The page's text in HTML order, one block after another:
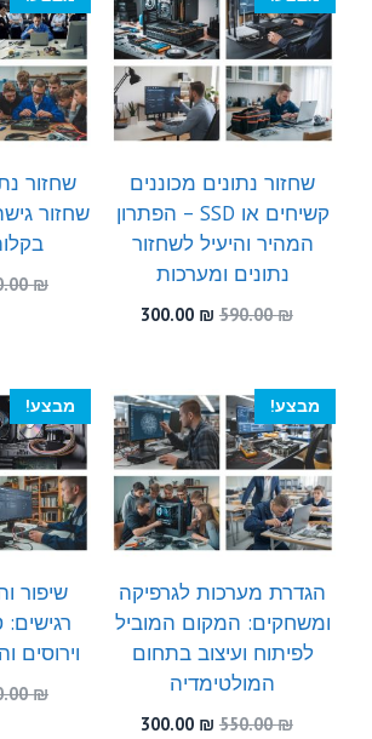
שחזור נתונים מכוננים
קשיחים או SSD – הפתרון
המהיר והיעיל לשחזור
נתונים ומערכות
590.00₪
המחיר
300.00 ₪
300.00 ₪.
שחזור
שחזור
₪
מבצע!
הגדרת מערכות לגרפיקה
ומשחקים: המקום המוביל
לפיתוח ועיצוב בתחום
המולטימדיה
550.00₪
המחיר
300.00 ₪
מבצע!
שיפור
וירוסים
₪